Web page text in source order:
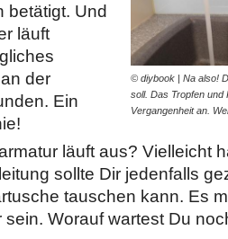
© diybook | Na also!
soll. Das Tropfen und
Vergangenheit an.
betätigt. Und
läuft
der
Ein
läuft aus? Vielleicht
sollte Dir jedenfalls
tauschen kann. Es
Worauf wartest Du